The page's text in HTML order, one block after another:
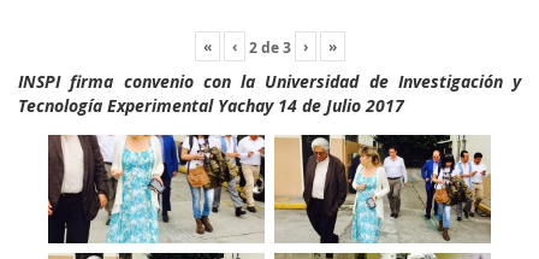
« ‹ 2de3 › »
INSPI firma convenio con la Universidad de Investigación y
Tecnología Experimental Yachay 14 de Julio 2017